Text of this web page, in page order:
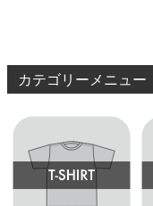
BROWN/BLACK
カテゴリーメニュー